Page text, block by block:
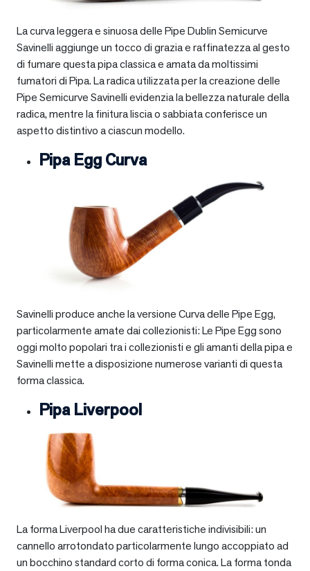
La curva leggera e sinuosa delle Pipe Dublin Semicurve
Savinelli aggiunge un tocco di grazia e raffinatezza al gesto
di fumare questa pipa classica e amata da moltissimi
fumatori di Pipa. La radica utilizzata per la creazione delle
Pipe Semicurve Savinelli evidenzia la bellezza naturale della
radica, mentre la finitura liscia o sabbiata conferisce un
aspetto distintivo a ciascun modello.
Pipa Egg Curva
Savinelli produce anche la versione Curva delle Pipe Egg,
particolarmente amate dai collezionisti: Le Pipe Egg sono
oggi molto popolari tra i collezionisti e gli amanti della pipa e
Savinelli mette a disposizione numerose varianti di questa
forma classica.
Pipa Liverpool
La forma Liverpool ha due caratteristiche indivisibili: un
cannello arrotondato particolarmente lungo accoppiato ad
un bocchino standard corto di forma conica. La forma tonda